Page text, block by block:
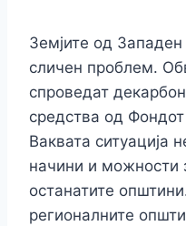
Земјите од
сличен проблем.
спроведат
средства од
Ваквата ситуација
начини и можности
останатите
регионалните